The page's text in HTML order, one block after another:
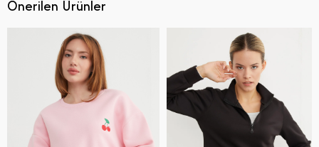
Önerilen Ürünler